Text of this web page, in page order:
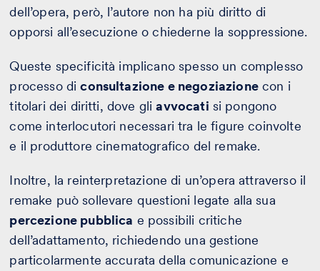
dell’opera, però, l’autore non ha più diritto di
opporsi all’esecuzione o chiederne la soppressione.
Queste specificità implicano spesso un complesso
processo diconsultazione e negoziazionecon i
titolari dei diritti, dove gliavvocati si pongono
come interlocutori necessari tra le figure coinvolte
e il produttore cinematografico del remake.
Inoltre, la reinterpretazione di un’opera attraverso il
remake può sollevare questioni legate alla sua
percezione pubblica e possibili critiche
dell’adattamento, richiedendo una gestione
particolarmente accurata della comunicazione e